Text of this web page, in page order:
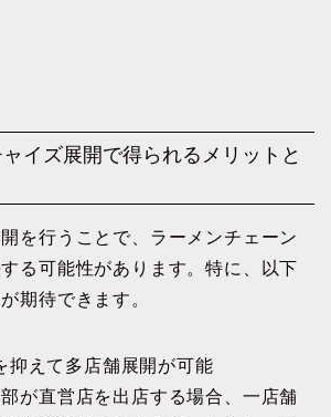
イズ展開で得られるメリットと
を行うことで、ラーメンチェーン
る可能性があります。特に、以下
期待できます。
えて多店舗展開が可能
が直営店を出店する場合、一店舗